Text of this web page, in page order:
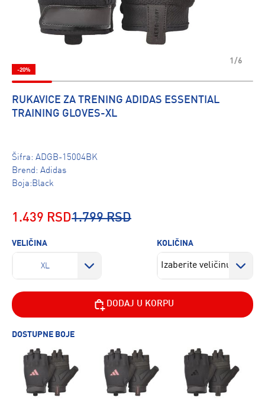
1/6
-20%
RUKAVICE ZA TRENING ADIDAS ESSENTIAL
TRAINING GLOVES-XL
Šifra: ADGB-15004BK
Brend: Adidas
Boja:Black
1.439 RSD1.799 RSD
VELIČINA
XL
KOLIČINA
DODAJ U KORPU
DOSTUPNE BOJE